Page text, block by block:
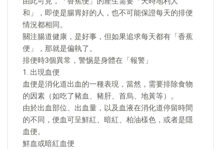
和」，即使是腸胃好的人，也不可能保證每天的排便
情況都相同。
關注腸道健康，是好事，但如果追求每天都有「香蕉
便」，那就是偏執了。
排便時3個異常，警惕是身體在「報警」
1. 出現血便
血便是消化道出血的一種表現，當然，需要排除食物
的因素（如吃了豬血、豬肝、首烏、地黃等）。
由於出血部位、出血量，以及血液在消化道停留時間
的不同，便血可呈鮮紅、暗紅、柏油樣色，或者是隱
血便。
鮮血或暗紅血便